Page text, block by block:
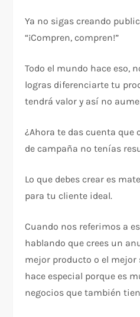
Ya no sigas creando
“¡Compren, compren!”
Todo el mundo hace eso,
logras diferenciarte tu
tendrá valor y así no
¿Ahora te das cuenta que
de campaña no tenías
Lo que debes crear es
para tu cliente ideal.
Cuando nos referimos a
hablando que crees un
mejor producto o el mejor
hace especial porque es
negocios que también